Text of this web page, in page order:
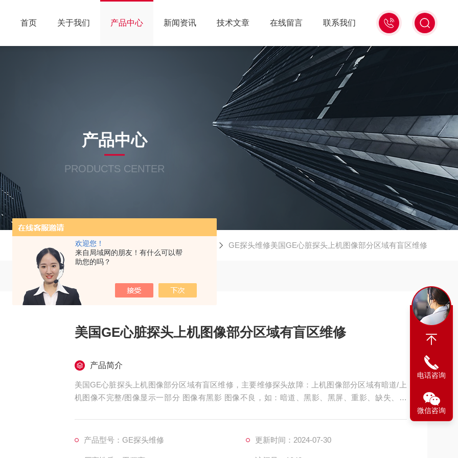
欢迎您！
来自局域网的朋友！有什么可以帮
助您的吗？
18516586104
微
首页 关于我们 产品中心 新闻资讯 技术文章 在线留言 联系我们
产品中心
PRODUCTS CENTER
首页 产品中心 GE探头维修美国GE心脏探头上机图像部分区域有盲区维修
美国GE心脏探头上机图像部分区域有盲区维修
产品简介
美国GE心脏探头上机图像部分区域有盲区维修，主要维修探头故障：上机图像部分区域有暗道/上
机图像不完整/图像显示一部分 图像有黑影 图像不良，如：暗道、黑影、黑屏、重影、缺失、模
错、死机、主机不识别探头，探头功能报错等等
产品型号：GE探头维修 更新时间：2024-07-30
电话咨询
微信咨询